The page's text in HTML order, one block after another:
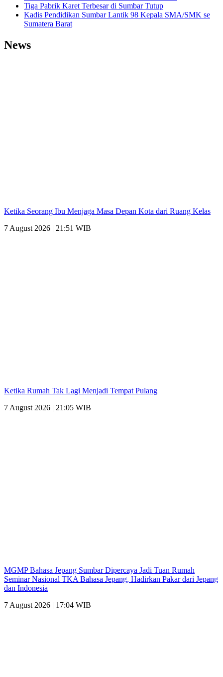
Tiga Pabrik Karet Terbesar di Sumbar Tutup
Kadis Pendidikan Sumbar Lantik 98 Kepala SMA/SMK se
Sumatera Barat
News
Ketika Seorang Ibu Menjaga Masa Depan Kota dari Ruang Kelas
7 August 2026 | 21:51 WIB
Ketika Rumah Tak Lagi Menjadi Tempat Pulang
7 August 2026 | 21:05 WIB
MGMP Bahasa Jepang Sumbar Dipercaya Jadi Tuan Rumah
Seminar Nasional TKA Bahasa Jepang, Hadirkan Pakar dari Jepang
dan Indonesia
7 August 2026 | 17:04 WIB